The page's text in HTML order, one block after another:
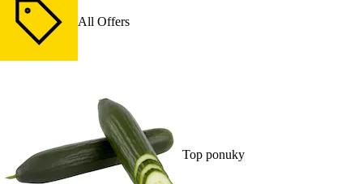
All Offers
Top ponuky